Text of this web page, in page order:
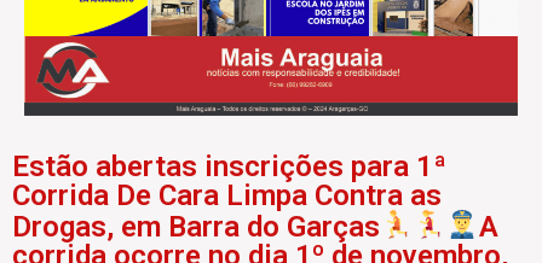
Estão abertas inscrições para 1ª
Corrida De Cara Limpa Contra as
Drogas, em Barra do Garças
A
corrida ocorre no dia 1º de novembro,